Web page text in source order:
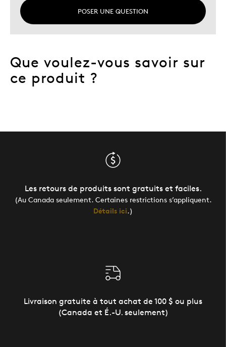
POSER UNE QUESTION
Que voulez-vous savoir sur
ce produit ?
Les retours de produits sont gratuits et faciles.
(Au Canada seulement. Certaines restrictions s’appliquent.
Détails ici.)
Livraison gratuite à tout achat de 100 $ ou plus
(Canada et É.-U. seulement)